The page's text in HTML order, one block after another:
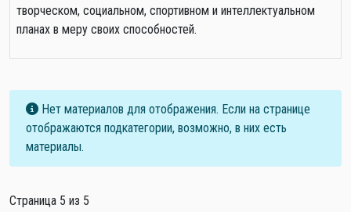
творческом, социальном, спортивном и интеллектуальном
планах в меру своих способностей.
Информация
Нет материалов для отображения. Если на странице
отображаются подкатегории, возможно, в них есть
материалы.
Страница 5 из 5